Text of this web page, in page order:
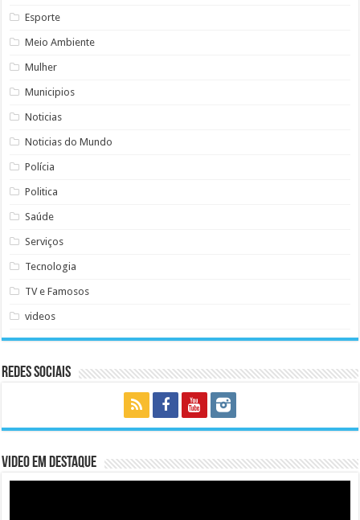
Esporte
Meio Ambiente
Mulher
Municipios
Noticias
Noticias do Mundo
Polícia
Politica
Saúde
Serviços
Tecnologia
TV e Famosos
videos
Redes Sociais
Video em Destaque